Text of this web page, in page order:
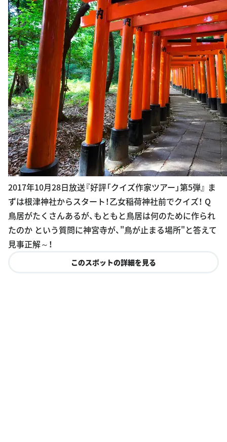
2017年10月28日放送『好評「クイズ作家ツアー」第5弾』 ま
ずは根津神社からスタート！乙女稲荷神社前でクイズ！ Q
鳥居がたくさんあるが、もともと鳥居は何のために作られ
たのか という質問に神宮寺が、"鳥が止まる場所"と答えて
見事正解～！
このスポットの詳細を見る